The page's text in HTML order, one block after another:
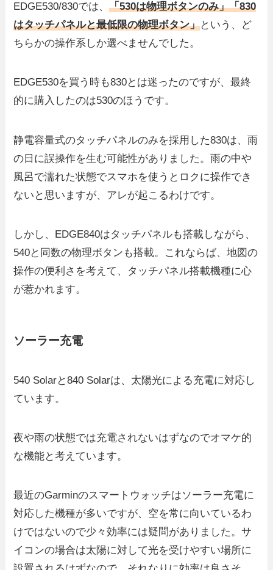
EDGE530/830では、「530は物理ボタンのみ」「830
はタッチパネルと最低限の物理ボタン」という、ど
ちらかの操作系しか選べませんでした。
EDGE530を買う時も830とは迷ったのですが、最終
的に購入したのは530のほうです。
静電容量式のタッチパネルのみを採用した830は、雨
の日に誤操作を生む可能性がありました。雨の中や
風呂で濡れた状態でスマホを使うとロクに操作でき
ないと思いますが、アレが起こるわけです。
しかし、EDGE840はタッチパネルも搭載しながら、
540と同数の物理ボタンも搭載。これならば、地図の
操作の便利さを考えて、タッチパネル搭載機種に心
が惹かれます。
ソーラー充電
540 Solarと840 Solarは、太陽光による充電に対応し
ています。
夜や雨の状態では充電されないはずなのでオマケ的
な機能と考えています。
最近のGarminのスマートウォッチはソーラー充電に
対応した機種が多いですが、空を常に向いているわ
けではないので少々効率には疑問がありました。サ
イコンの場合は太陽に対して光を受けやすい場所に